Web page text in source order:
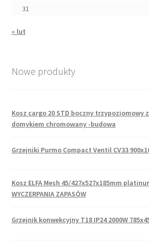
31
« lut
Nowe produkty
Kosz cargo 20 STD boczny trzypoziomowy
domykiem chromowany -budowa
Grzejniki Purmo Compact Ventil CV33
Kosz ELFA Mesh 45/427x527x185mm
WYCZERPANIA ZAPASÓW
Grzejnik konwekcyjny T18 IP24 2000W